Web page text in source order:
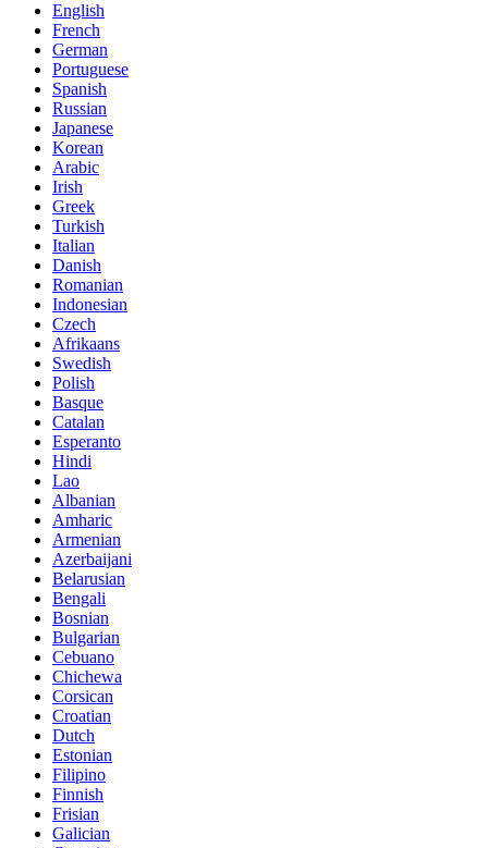
English
French
German
Portuguese
Spanish
Russian
Japanese
Korean
Arabic
Irish
Greek
Turkish
Italian
Danish
Romanian
Indonesian
Czech
Afrikaans
Swedish
Polish
Basque
Catalan
Esperanto
Hindi
Lao
Albanian
Amharic
Armenian
Azerbaijani
Belarusian
Bengali
Bosnian
Bulgarian
Cebuano
Chichewa
Corsican
Croatian
Dutch
Estonian
Filipino
Finnish
Frisian
Galician